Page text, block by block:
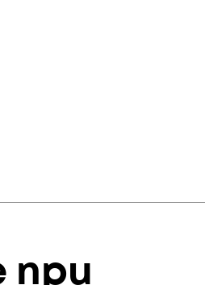
при